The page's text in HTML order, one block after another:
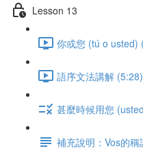
Lesson 13
你或您 (tú o usted)
語序文法講解 (5:28)
甚麼時候用您
補充說明：Vos的稱